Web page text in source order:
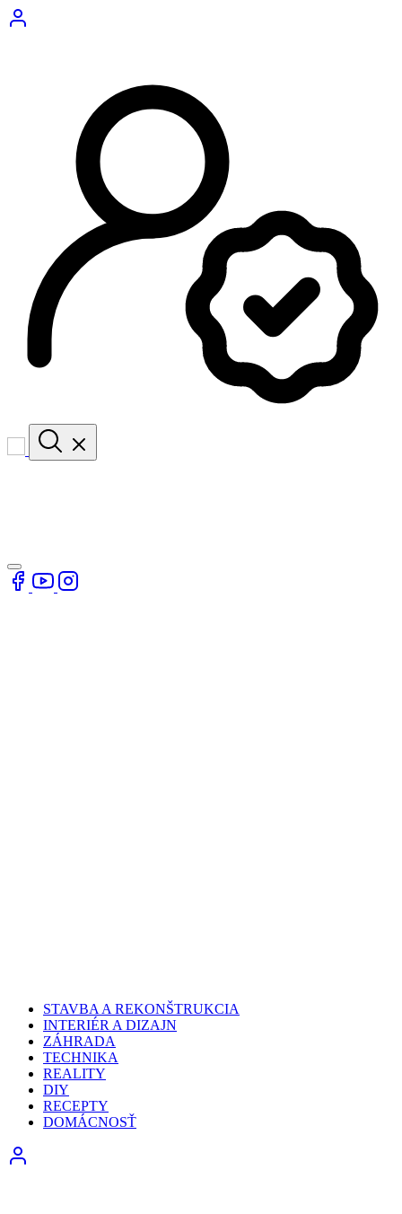
STAVBA A REKONŠTRUKCIA
INTERIÉR A DIZAJN
ZÁHRADA
TECHNIKA
REALITY
DIY
RECEPTY
DOMÁCNOSŤ